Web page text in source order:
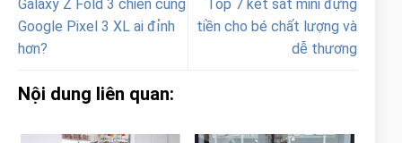
Galaxy Z Fold 3 chiến cùng
Google Pixel 3 XL ai đỉnh
hơn?
Top 7 két sắt mini đựng
tiền cho bé chất lượng và
dễ thương
Nội dung liên quan: